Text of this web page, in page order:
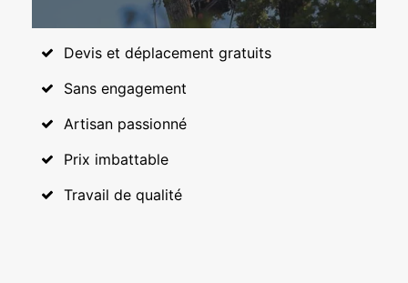
Devis et déplacement gratuits
Sans engagement
Artisan passionné
Prix imbattable
Travail de qualité